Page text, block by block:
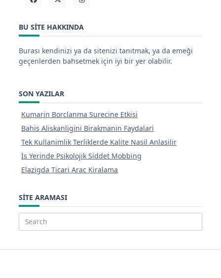
BU SITE HAKKINDA
Burası kendinizi ya da sitenizi tanıtmak, ya da emeği
geçenlerden bahsetmek için iyi bir yer olabilir.
SON YAZILAR
Kumarin Borclanma Surecine Etkisi
Bahis Aliskanligini Birakmanin Faydalari
Tek Kullanimlik Terliklerde Kalite Nasil Anlasilir
İs Yerinde Psikolojik Siddet Mobbing
Elazigda Ticari Arac Kiralama
SITE ARAMASI
Search